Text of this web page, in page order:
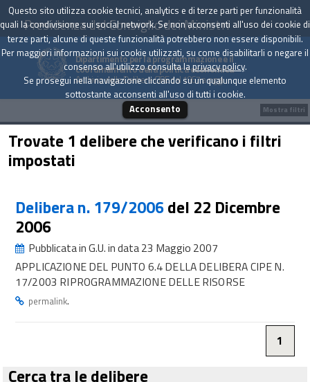
Presidenza del Consiglio dei Ministri
Dipartimento per la programmazione e il
coordinamento della politica economica
Archivio delle Delibere CIPE dal 1967 a oggi
Trovate 1 delibere che verificano i filtri
impostati
Delibera n. 179/2006del 22 Dicembre
2006
Pubblicata in G.U. in data 23 Maggio 2007
APPLICAZIONE DEL PUNTO 6.4 DELLA DELIBERA CIPE N.
17/2003 RIPROGRAMMAZIONE DELLE RISORSE
permalink.
1
Cerca tra le delibere
Mostra filtri
Questo sito utilizza cookie tecnici, analytics e di terze parti per funzionalità
quali la condivisione sui social network. Se non acconsenti all'uso dei cookie di
terze parti, alcune di queste funzionalità potrebbero non essere disponibili.
Per maggiori informazioni sui cookie utilizzati, su come disabilitarli o negare il
consenso all'utilizzo consulta laprivacy policy.
Se prosegui nella navigazione cliccando su un qualunque elemento
sottostante acconsenti all'uso di tutti i cookie.
Acconsento